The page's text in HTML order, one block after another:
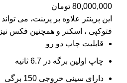
80,000,000 تومان
این پرینتر علاوه بر پرینت، می
فتوکپی ، اسکنر و همچنین فکس
قابلیت چاپ دو رو
چاپ اولین برگه در 6.7 ثانیه
دارای سینی خروجی 150 برگی